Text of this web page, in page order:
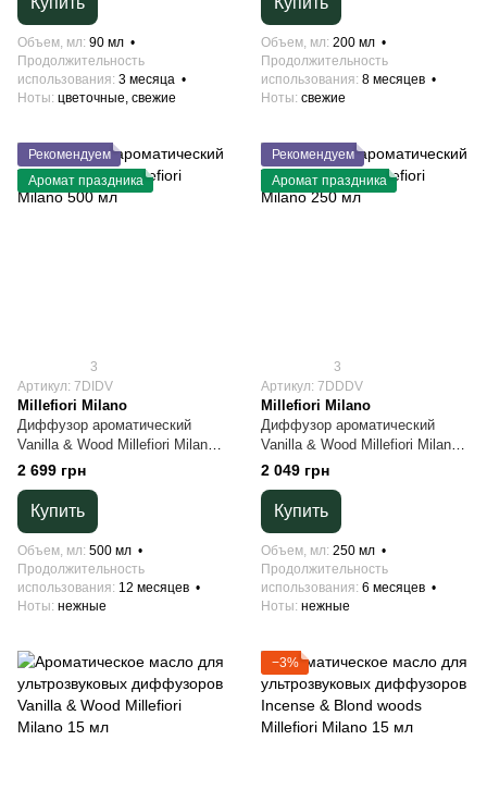
Объем, мл 90 мл
Продолжительность
использования 3 месяца
Ноты цветочные, свежие
Объем, мл 200 мл
Продолжительность
использования 8 месяцев
Ноты свежие
Рекомендуем
Аромат праздника
3
Артикул: 7DIDV
Millefiori Milano
Диффузор ароматический
Vanilla & Wood Millefiori Milano
500 мл
2 699 грн
Купить
Объем, мл 500 мл
Продолжительность
использования 12 месяцев
Ноты нежные
Рекомендуем
Аромат праздника
3
Артикул: 7DDDV
Millefiori Milano
Диффузор ароматический
Vanilla & Wood Millefiori Milano
250 мл
2 049 грн
Купить
Объем, мл 250 мл
Продолжительность
использования 6 месяцев
Ноты нежные
−3%